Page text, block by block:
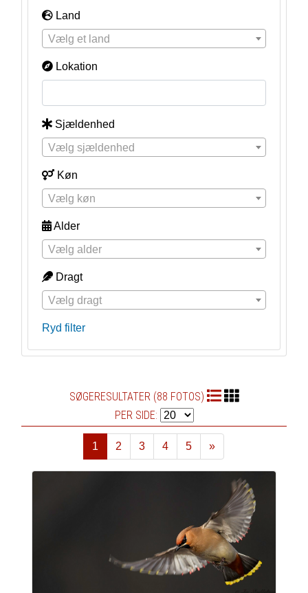
Land
Vælg et land
Lokation
Sjældenhed
Vælg sjældenhed
Køn
Vælg køn
Alder
Vælg alder
Dragt
Vælg dragt
Ryd filter
SØGERESULTATER (88 FOTOS)
PER SIDE:
1 2 3 4 5
»
Næste